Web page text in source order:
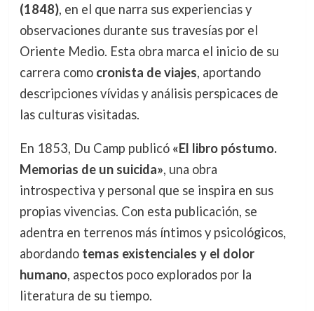
(1848), en el que narra sus experiencias y
observaciones durante sus travesías por el
Oriente Medio. Esta obra marca el inicio de su
carrera como cronista de viajes, aportando
descripciones vívidas y análisis perspicaces de
las culturas visitadas.
En 1853, Du Camp publicó «El libro póstumo.
Memorias de un suicida», una obra
introspectiva y personal que se inspira en sus
propias vivencias. Con esta publicación, se
adentra en terrenos más íntimos y psicológicos,
abordando temas existenciales y el dolor
humano, aspectos poco explorados por la
literatura de su tiempo.